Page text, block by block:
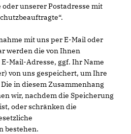
unserer Postadresse mit
mit uns per E-Mail oder
werden die von Ihnen
Mail-Adresse, ggf. Ihr Name
von uns gespeichert, um Ihre
in diesem Zusammenhang
wir, nachdem die Speicherung
oder schränken die
bestehen.